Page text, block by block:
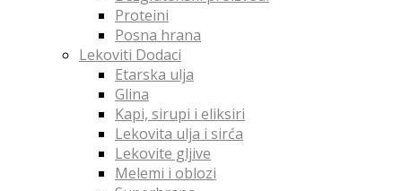
Proteini
Posna hrana
Lekoviti Dodaci
Etarska ulja
Glina
Kapi, sirupi i eliksiri
Lekovita ulja i sirća
Lekovite gljive
Melemi i oblozi